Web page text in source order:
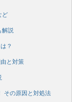
ど
解説
？
と対策
その原因と対処法